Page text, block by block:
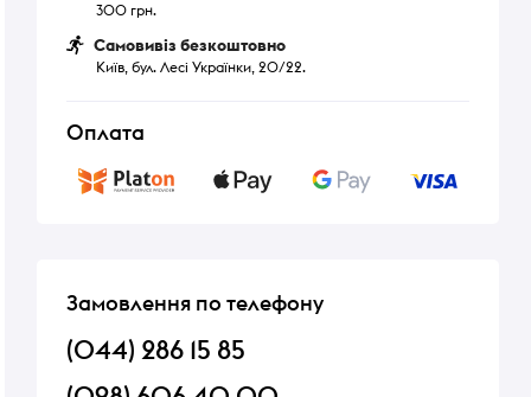
300 грн.
Самовивіз безкоштовно
Київ, бул. Лесі Українки, 20/22.
Оплата
Замовлення по телефону
(044) 286 15 85